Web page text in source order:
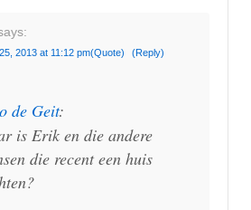
2013 at 11:12 pm(Quote) (Reply)
de Geit:
is Erik en die andere
die recent een huis